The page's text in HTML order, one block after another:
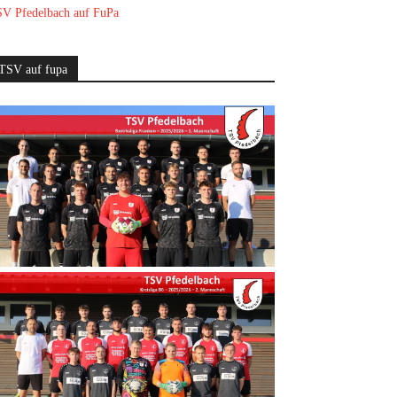
Pfedelbach auf FuPa
auf fupa